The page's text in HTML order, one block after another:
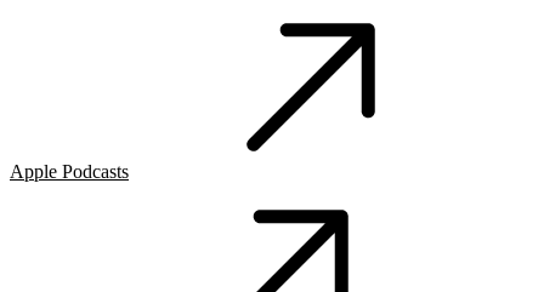
Apple Podcasts